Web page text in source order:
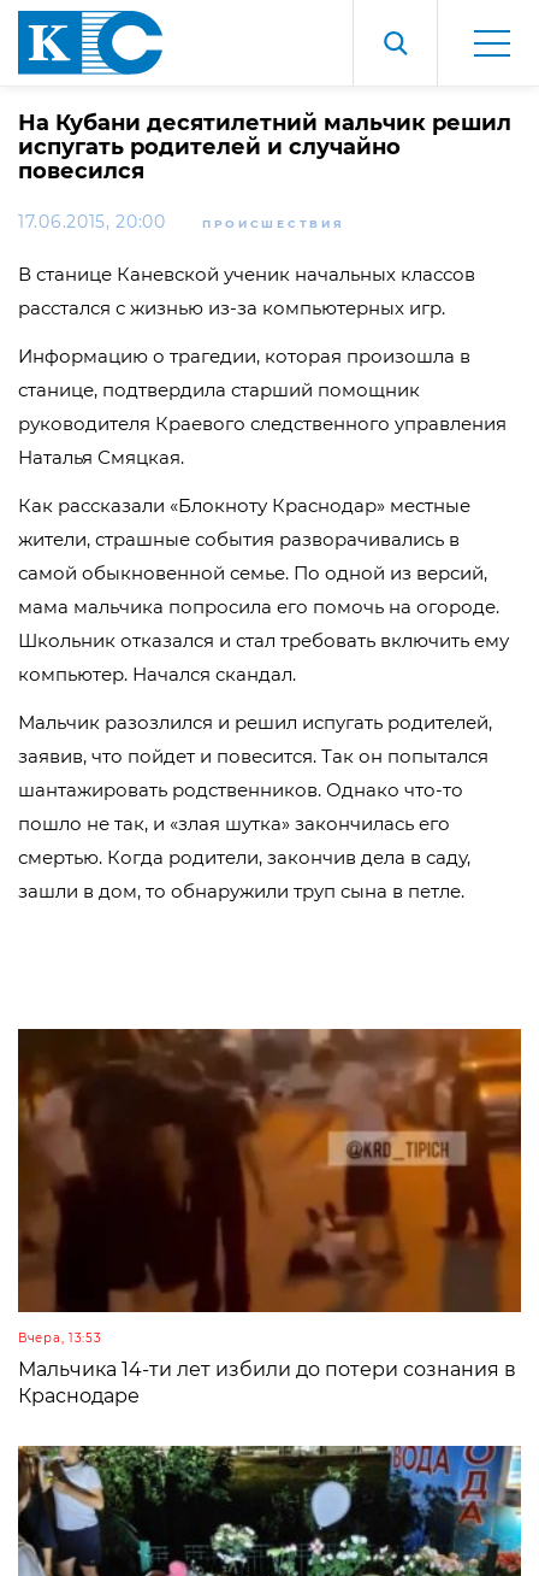
На Кубани десятилетний мальчик решил
испугать родителей и случайно
повесился
17.06.2015, 20:00 ПРОИСШЕСТВИЯ
В станице Каневской ученик начальных классов
расстался с жизнью из-за компьютерных игр.
Информацию о трагедии, которая произошла в
станице, подтвердила старший помощник
руководителя Краевого следственного управления
Наталья Смяцкая.
Как рассказали «Блокноту Краснодар» местные
жители, страшные события разворачивались в
самой обыкновенной семье. По одной из версий,
мама мальчика попросила его помочь на огороде.
Школьник отказался и стал требовать включить ему
компьютер. Начался скандал.
Мальчик разозлился и решил испугать родителей,
заявив, что пойдет и повесится. Так он попытался
шантажировать родственников. Однако что-то
пошло не так, и «злая шутка» закончилась его
смертью. Когда родители, закончив дела в саду,
зашли в дом, то обнаружили труп сына в петле.
Вчера, 13:53
Мальчика 14-ти лет избили до потери сознания в
Краснодаре